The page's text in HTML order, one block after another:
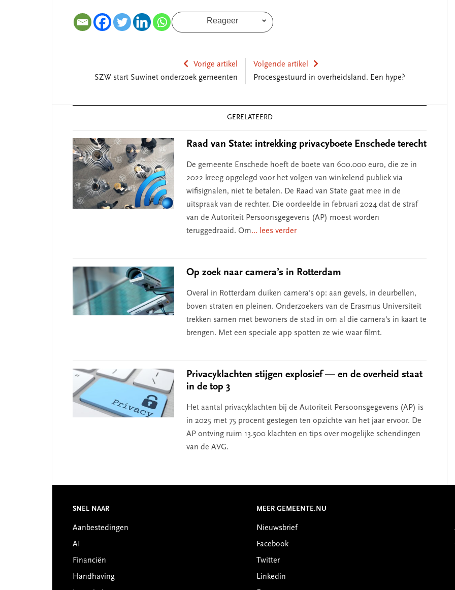
Reageer
Vorige artikel
SZW start Suwinet onderzoek gemeenten
Volgende artikel
Procesgestuurd in overheidsland. Een hype?
GERELATEERD
Raad van State: intrekking privacyboete Enschede terecht
De gemeente Enschede hoeft de boete van 600.000 euro, die ze in
2022 kreeg opgelegd voor het volgen van winkelend publiek via
wifisignalen, niet te betalen. De Raad van State gaat mee in de
uitspraak van de rechter. Die oordeelde in februari 2024 dat de straf
van de Autoriteit Persoonsgegevens (AP) moest worden
teruggedraaid. Om... lees verder
Op zoek naar camera’s in Rotterdam
Overal in Rotterdam duiken camera's op: aan gevels, in deurbellen,
boven straten en pleinen. Onderzoekers van de Erasmus Universiteit
trekken samen met bewoners de stad in om al die camera's in kaart te
brengen. Met een speciale app spotten ze wie waar filmt.
Privacyklachten stijgen explosief — en de overheid staat
in de top 3
Het aantal privacyklachten bij de Autoriteit Persoonsgegevens (AP) is
in 2025 met 75 procent gestegen ten opzichte van het jaar ervoor. De
AP ontving ruim 13.500 klachten en tips over mogelijke schendingen
van de AVG.
Footer
SNEL NAAR
Aanbestedingen
AI
Financiën
Handhaving
MEER GEMEENTE.NU
Nieuwsbrief
Facebook
Twitter
Linkedin